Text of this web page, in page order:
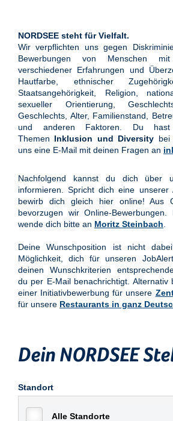
NORDSEE steht für Vielfalt.
Wir verpflichten uns gegen
Bewerbungen von Menschen
verschiedener Erfahrungen und
Hautfarbe, ethnischer
Staatsangehörigkeit, Religion,
sexueller Orientierung,
Geschlechts, Alter, Familienstand,
und anderen Faktoren. Du
Themen Inklusion und Diversity bei
uns eine E-Mail mit deinen Fragen an
Nachfolgend kannst du dich über
informieren. Spricht dich eine unserer
bewirb dich gleich hier online! Aus
bevorzugen wir Online-
wende dich bitte an Moritz Steinbach
Deine Wunschposition ist nicht
Möglichkeit, dich für unseren
deinen Wunschkriterien
du per E-Mail benachrichtigt. Alternativ
einer Initiativbewerbung für unsere
für unsere Restaurants in ganz
Dein NORDSEE
Standort
Alle Standorte